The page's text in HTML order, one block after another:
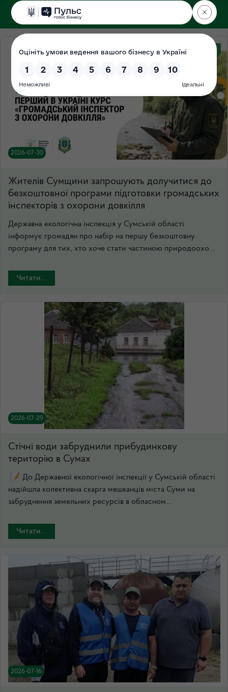
ДЕРЖЕКОІНСПЕКЦІЯ
у Сумській області
2026-07-30
Жителів Сумщини запрошують долучитися до
безкоштовної програми підготовки громадських
інспекторів з охорони довкілля
Державна екологічна інспекція у Сумській області
інформує громадян про набір на першу безкоштовну
програму для тих, хто хоче стати частиною природоохо...
Читати...
2026-07-29
Стічні води забруднили прибудинкову
територію в Сумах
📝 До Державної екологічної інспекції у Сумській області
надійшла колективна скарга мешканців міста Суми на
забруднення земельних ресурсів в обласном...
Читати...
2026-07-16